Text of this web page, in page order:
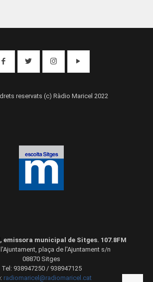
reservats (c) Ràdio Maricel 2022
emissora municipal de Sitges. 107.8FM
plaça de l'Ajuntament s/n
08870 Sitges
Tel: 938947250 / 938947125
radiomaricel@radiomaricel.cat